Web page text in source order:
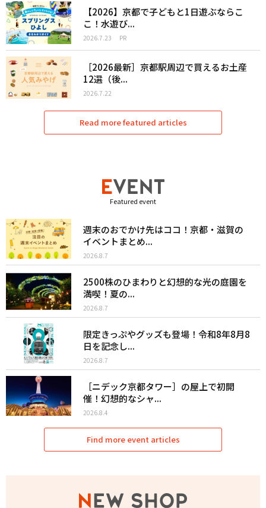
【2026】京都で子どもと1日遊ぶならこ
こ！水遊び...
2026.7.23 PR
［2026最新］京都駅周辺で買えるお土産
12選（後...
2026.7.22
Read more featured articles
Featured event
週末のおでかけ先はココ！京都・滋賀の
イベントまとめ...
2026.8.7
2500株のひまわりと幻想的な光の庭園を
満喫！夏の...
2026.8.7
限定きっぷやグッズも登場！令和8年8月8
日を記念し...
2026.8.7
［ニデック京都タワー］の屋上で初開
催！幻想的なシャ...
2026.8.4
Find more event articles